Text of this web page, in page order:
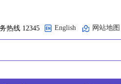
热线 12345 English 网站地图